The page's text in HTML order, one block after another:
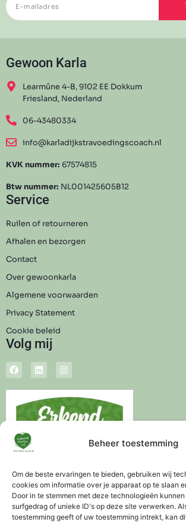
Beheer toestemming
Om de beste ervaringen te bieden, gebruiken wij
cookies om informatie over je apparaat op te slaan
Door in te stemmen met deze technologieën
surfgedrag of unieke ID's op deze site verwerken.
toestemming geeft of uw toestemming intrekt, kan
Gewoon Karla
Learmûne 4-B, 9102 EE Dokkum
Friesland, Nederland
06-43480334
info@karladijkstravoedingscoach.nl
KVK nummer: 67574815
Btw nummer: NL001425605B12
Service
Ruilen of retourneren
Afhalen en bezorgen
Contact
Over gewoonkarla
Algemene voorwaarden
Privacy Statement
Cookie beleid
Volg mij